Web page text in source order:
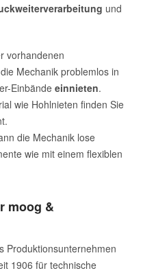
und
vorhandenen
Mechanik problemlos in
Einbände einnieten.
wie Hohlnieten finden Sie
die Mechanik lose
wie mit einem flexiblen
moog &
Produktionsunternehmen
1906 für technische